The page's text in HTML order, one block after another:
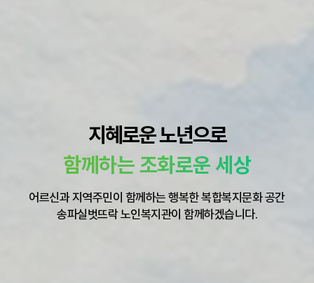
지혜로운 노년으로
함께하는 조화로운 세상
어르신과 지역주민이 함께하는 행복한 복합복지문화 공간
송파실벗뜨락 노인복지관이 함께하겠습니다.